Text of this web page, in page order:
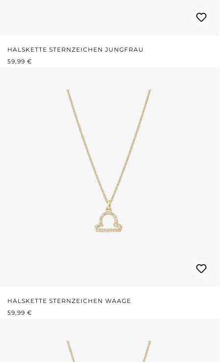
HALSKETTE STERNZEICHEN JUNGFRAU
REGULÄRER PREIS:
59,99 €
HALSKETTE STERNZEICHEN WAAGE
REGULÄRER PREIS:
59,99 €